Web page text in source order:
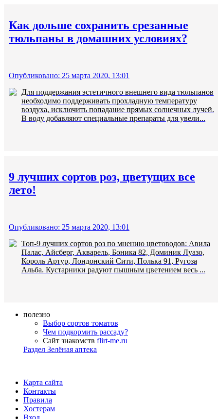
Как дольше сохранить срезанные
тюльпаны в домашних условиях?
Опубликовано: 25 марта 2020, 13:01
Для поддержания эстетичного внешнего вида тюльпанов
необходимо поддерживать прохладную температуру
воздуха, исключить попадание прямых солнечных лучей.
В воду добавляют специальные препараты для увели...
9 лучших сортов роз, цветущих все
лето!
Опубликовано: 25 марта 2020, 13:01
Топ-9 лучших сортов роз по мнению цветоводов: Авила
Палас, Айсберг, Акварель, Боника 82, Доминик Луазо,
Король Артур, Лондонский Сити, Полька 91, Ругоза
Альба. Кустарники радуют пышным цветением весь ...
полезно
Выбор сортов томатов
Чем подкормить рассаду?
Сайт знакомств flirt-me.ru
Раздел Зелёная аптека
Карта сайта
Контакты
Правила
Хостерам
Вход